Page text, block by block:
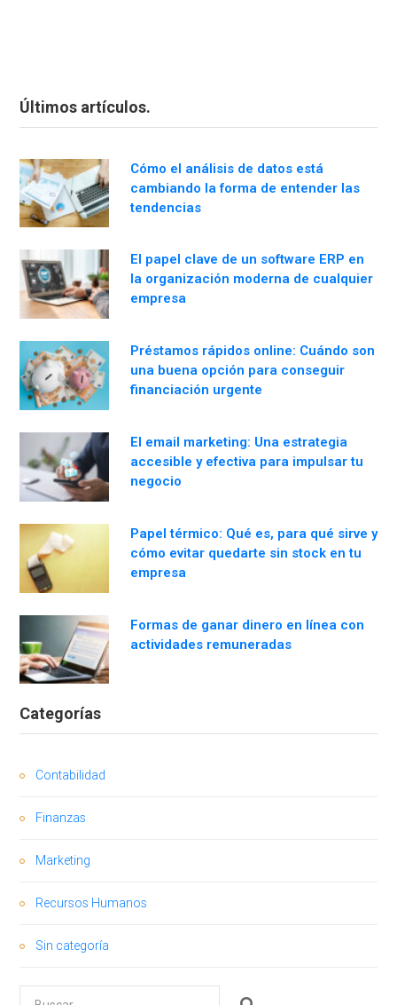
Últimos artículos.
Cómo el análisis de datos está
cambiando la forma de entender las
tendencias
El papel clave de un software ERP en
la organización moderna de cualquier
empresa
Préstamos rápidos online: Cuándo son
una buena opción para conseguir
financiación urgente
El email marketing: Una estrategia
accesible y efectiva para impulsar tu
negocio
Papel térmico: Qué es, para qué sirve y
cómo evitar quedarte sin stock en tu
empresa
Formas de ganar dinero en línea con
actividades remuneradas
Categorías
Contabilidad
Finanzas
Marketing
Recursos Humanos
Sin categoría